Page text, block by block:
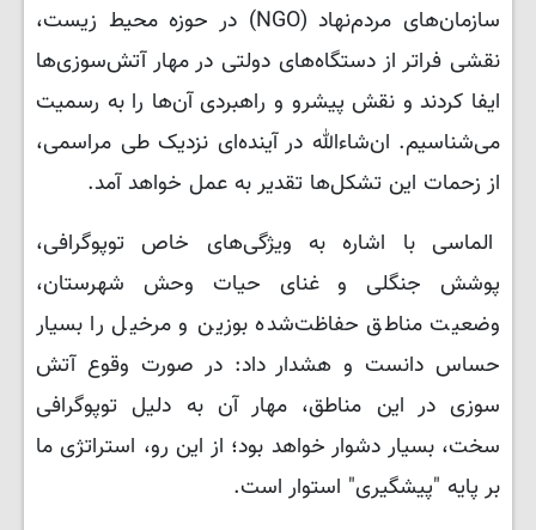
سازمان‌های مردم‌نهاد (NGO) در حوزه محیط زیست،
نقشی فراتر از دستگاه‌های دولتی در مهار آتش‌سوزی‌ها
ایفا کردند و نقش پیشرو و راهبردی آن‌ها را به رسمیت
می‌شناسیم. ان‌شاءالله در آینده‌ای نزدیک طی مراسمی،
از زحمات این تشکل‌ها تقدیر به عمل خواهد آمد.
الماسی با اشاره به ویژگی‌های خاص توپوگرافی،
پوشش جنگلی و غنای حیات وحش شهرستان،
وضعیت مناطق حفاظت‌شده بوزین و مرخیل را بسیار
حساس دانست و هشدار داد: در صورت وقوع آتش‌
سوزی در این مناطق، مهار آن به دلیل توپوگرافی
سخت‌، بسیار دشوار خواهد بود؛ از این رو، استراتژی ما
بر پایه "پیشگیری" استوار است.